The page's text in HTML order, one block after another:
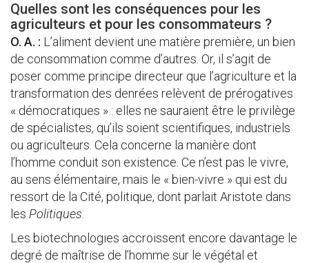
Quelles sont les conséquences pour les
agriculteurs et pour les consommateurs ?
O. A. : L’aliment devient une matière première, un bien
de consommation comme d’autres. Or, il s’agit de
poser comme principe directeur que l’agriculture et la
transformation des denrées relèvent de prérogatives
« démocratiques » : elles ne sauraient être le privilège
de spécialistes, qu’ils soient scientifiques, industriels
ou agriculteurs. Cela concerne la manière dont
l’homme conduit son existence. Ce n’est pas le vivre,
au sens élémentaire, mais le « bien-vivre » qui est du
ressort de la Cité, politique, dont parlait Aristote dans
les Politiques
Les biotechnologies accroissent encore davantage le
degré de maîtrise de l’homme sur le végétal et